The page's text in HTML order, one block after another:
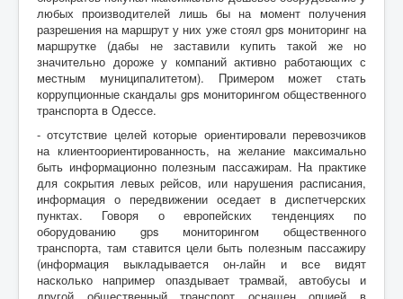
любых производителей лишь бы на момент получения
разрешения на маршрут у них уже стоял gps мониторинг на
маршрутке (дабы не заставили купить такой же но
значительно дороже у компаний активно работающих с
местным муниципалитетом). Примером может стать
коррупционные скандалы gps мониторингом общественного
транспорта в Одессе.
- отсутствие целей которые ориентировали перевозчиков
на клиентоориентированность, на желание максимально
быть информационно полезным пассажирам. На практике
для сокрытия левых рейсов, или нарушения расписания,
информация о передвижении оседает в диспетчерских
пунктах. Говоря о европейских тенденциях по
оборудованию gps мониторингом общественного
транспорта, там ставится цели быть полезным пассажиру
(информация выкладывается он-лайн и все видят
насколько например опаздывает трамвай, автобусы и
другой общественный транспорт оснащен опцией в